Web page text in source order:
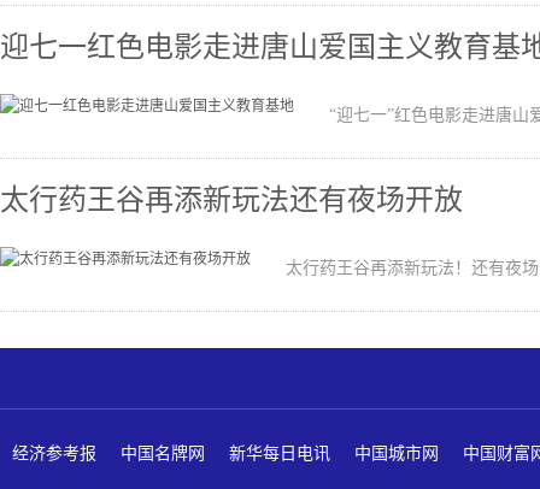
迎七一红色电影走进唐山爱国主义教育基
“迎七一”红色电影走进唐
太行药王谷再添新玩法还有夜场开放
太行药王谷再添新玩法！还有夜
经济参考报 中国名牌网 新华每日电讯 中国城市网 中国财富